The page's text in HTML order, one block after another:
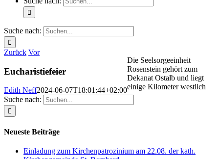
Suche nach:
Zurück Vor
Eucharistiefeier
Edith Neff2024-06-07T18:01:44+02:00
Suche nach:
Neueste Beiträge
Einladung zum Kirchenpatrozinium am 22.08. der kath.
Die Seelsorgeeinheit
Rosenstein gehört zum
Dekanat Ostalb und liegt
einige Kilometer westlich